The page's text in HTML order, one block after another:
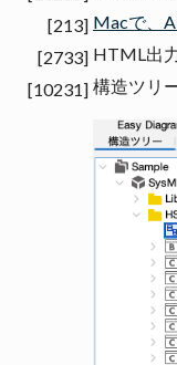
[213] Macで、
[2733] HTML出
[10231] 構造ツリ